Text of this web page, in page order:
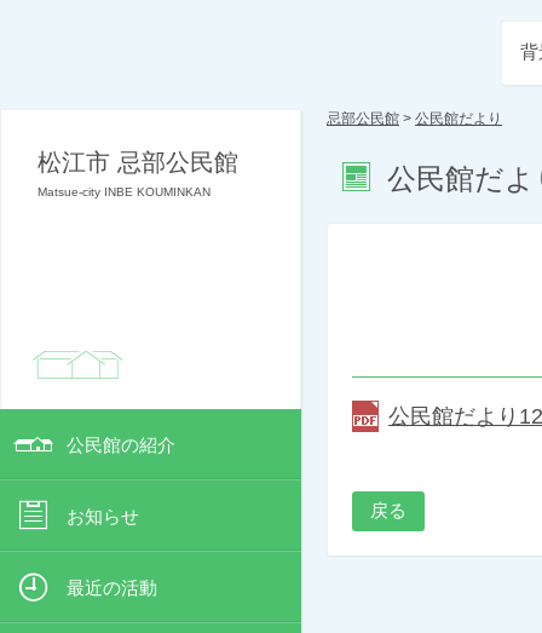
松江市 忌部公民館
Matsue-city INBE KOUMINKAN
公民館の紹介
お知らせ
最近の活動
背
忌部公民館 > 公民館だより
公民館だよ
公民館だより
戻る